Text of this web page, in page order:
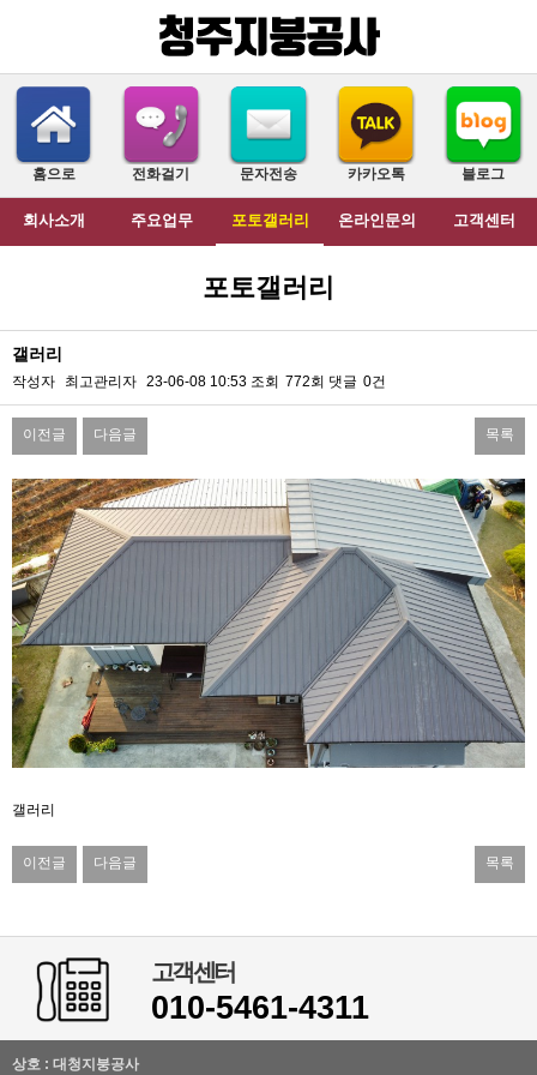
홈으로 전화걸기 문자전송 카카오톡 블로그
회사소개 주요업무 포토갤러리 온라인문의 고객센터
포토갤러리
갤러리
작성자 최고관리자 23-06-08 10:53 조회 772회 댓글 0건
이전글 다음글 목록
본문
갤러리
이전글 다음글 목록
고객센터
010-5461-4311
상호 : 대청지붕공사